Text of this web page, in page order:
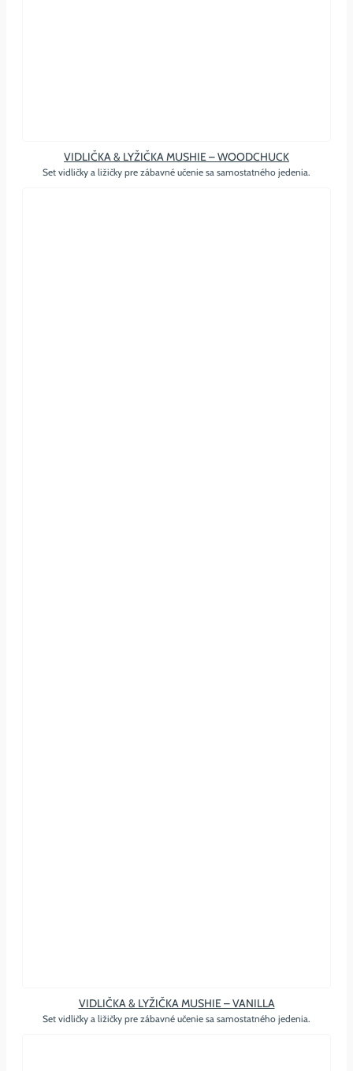
VIDLIČKA & LYŽIČKA MUSHIE – WOODCHUCK
Set vidličky a ližičky pre zábavné učenie sa samostatného jedenia.
VIDLIČKA & LYŽIČKA MUSHIE – VANILLA
Set vidličky a ližičky pre zábavné učenie sa samostatného jedenia.